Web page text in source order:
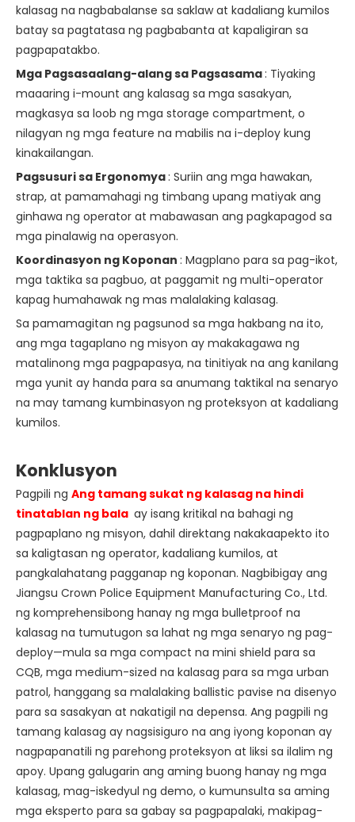
kalasag na nagbabalanse sa saklaw at kadaliang kumilos
batay sa pagtatasa ng pagbabanta at kapaligiran sa
pagpapatakbo.
Mga Pagsasaalang-alang sa Pagsasama : Tiyaking
maaaring i-mount ang kalasag sa mga sasakyan,
magkasya sa loob ng mga storage compartment, o
nilagyan ng mga feature na mabilis na i-deploy kung
kinakailangan.
Pagsusuri sa Ergonomya : Suriin ang mga hawakan,
strap, at pamamahagi ng timbang upang matiyak ang
ginhawa ng operator at mabawasan ang pagkapagod sa
mga pinalawig na operasyon.
Koordinasyon ng Koponan : Magplano para sa pag-ikot,
mga taktika sa pagbuo, at paggamit ng multi-operator
kapag humahawak ng mas malalaking kalasag.
Sa pamamagitan ng pagsunod sa mga hakbang na ito,
ang mga tagaplano ng misyon ay makakagawa ng
matalinong mga pagpapasya, na tinitiyak na ang kanilang
mga yunit ay handa para sa anumang taktikal na senaryo
na may tamang kumbinasyon ng proteksyon at kadaliang
kumilos.
Konklusyon
Pagpili ng Ang tamang sukat ng kalasag na hindi
tinatablan ng bala ay isang kritikal na bahagi ng
pagpaplano ng misyon, dahil direktang nakakaapekto ito
sa kaligtasan ng operator, kadaliang kumilos, at
pangkalahatang pagganap ng koponan. Nagbibigay ang
Jiangsu Crown Police Equipment Manufacturing Co., Ltd.
ng komprehensibong hanay ng mga bulletproof na
kalasag na tumutugon sa lahat ng mga senaryo ng pag-
deploy—mula sa mga compact na mini shield para sa
CQB, mga medium-sized na kalasag para sa mga urban
patrol, hanggang sa malalaking ballistic pavise na disenyo
para sa sasakyan at nakatigil na depensa. Ang pagpili ng
tamang kalasag ay nagsisiguro na ang iyong koponan ay
nagpapanatili ng parehong proteksyon at liksi sa ilalim ng
apoy. Upang galugarin ang aming buong hanay ng mga
kalasag, mag-iskedyul ng demo, o kumunsulta sa aming
mga eksperto para sa gabay sa pagpapalaki, makipag-